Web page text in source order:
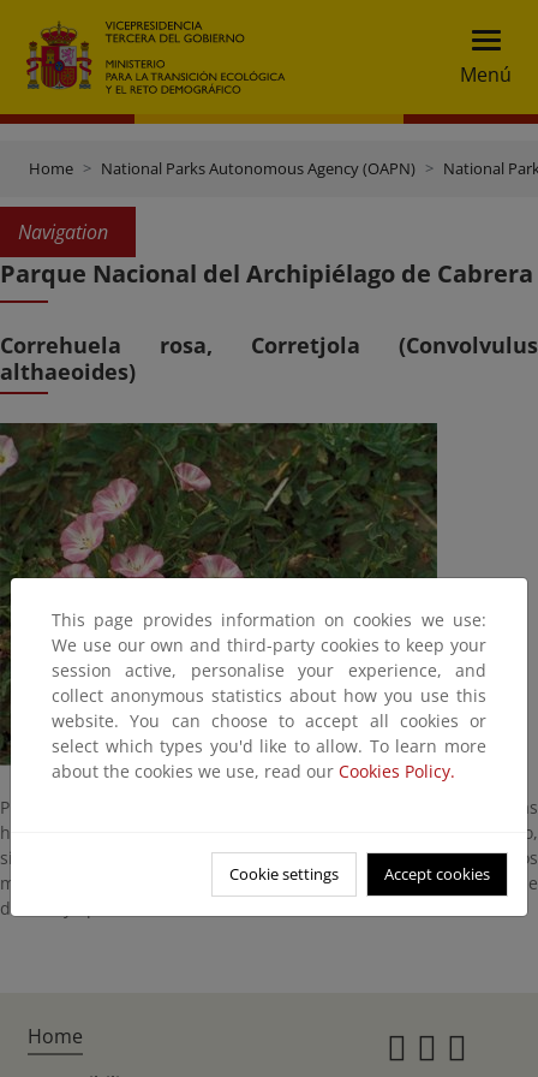
Menú
Home National Parks Autonomous Agency (OAPN) National
Navigation
Parque Nacional del Archipiélago de Cabrera
Correhuela rosa, Corretjola (Convolvulus
althaeoides)
Planta perenne de base leñosa, tallos delgados y trepadores y las
hojas bastante divididas. Florece en los meses de abril a junio,
siendo sus flores de color rosa vino. La encontramos en los
márgenes de los caminos y en terrenos baldíos secos. Se
distribuye por todo el ámbito Mediterráneo.
This page provides information on cookies we use:
We use our own and third-party cookies to keep your
session active, personalise your experience, and
collect anonymous statistics about how you use this
website. You can choose to accept all cookies or
select which types you'd like to allow. To learn more
about the cookies we use, read our Cookies Policy.
Cookie settings Accept cookies
Home